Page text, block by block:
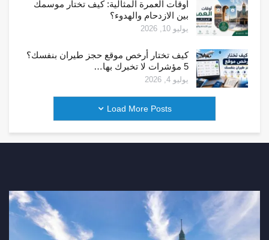
أوقات العمرة المثالية: كيف تختار موسمك
بين الازدحام والهدوء؟
يوليو 10, 2026
كيف تختار أرخص موقع حجز طيران بنفسك؟
5 مؤشرات لا تخبرك بها…
يوليو 4, 2026
Load More Posts